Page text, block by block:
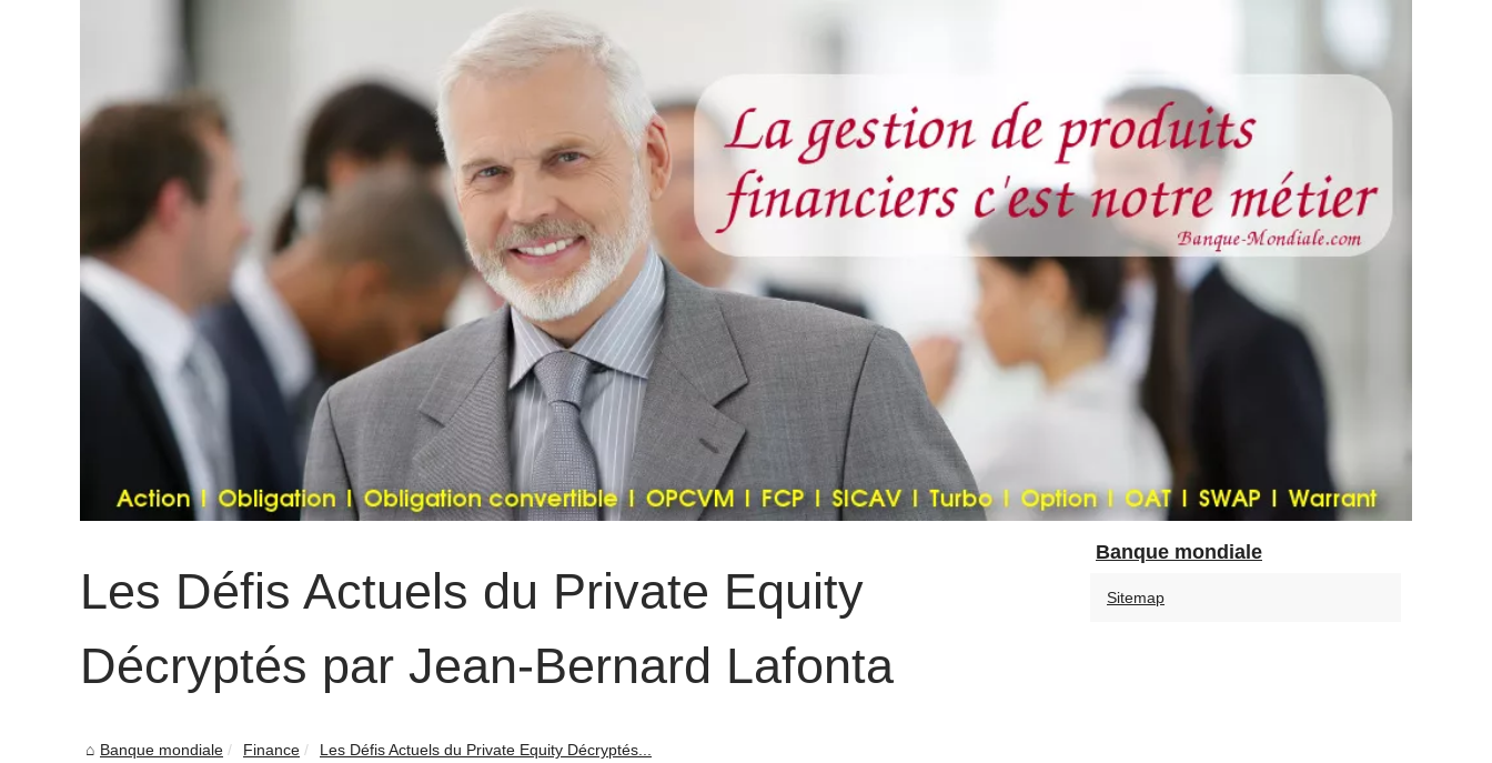
Les Défis Actuels du Private Equity
Décryptés par Jean-Bernard Lafonta
Banque mondiale Finance Les Défis Actuels du Private Equity Décryptés...
Banque mondiale
Sitemap